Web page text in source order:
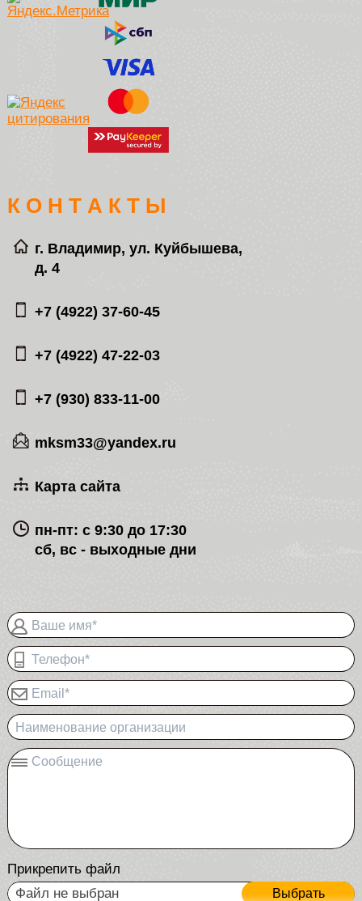
К О Н Т А К Т Ы
г. Владимир, ул. Куйбышева,
д. 4
+7 (4922) 37-60-45
+7 (4922) 47-22-03
+7 (930) 833-11-00
mksm33@yandex.ru
Карта сайта
пн-пт: с 9:30 до 17:30
сб, вс - выходные дни
Ваше имя*
Телефон*
Email*
Наименование организации
Сообщение
Прикрепить файл
Выбрать
Файл не выбран